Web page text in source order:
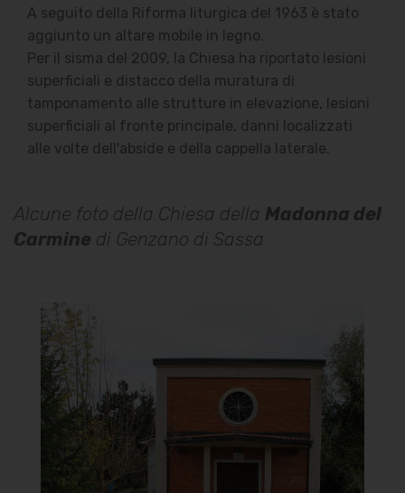
A seguito della Riforma liturgica del 1963 è stato
aggiunto un altare mobile in legno.
Per il sisma del 2009, la Chiesa ha riportato lesioni
superficiali e distacco della muratura di
tamponamento alle strutture in elevazione, lesioni
superficiali al fronte principale, danni localizzati
alle volte dell'abside e della cappella laterale.
Alcune foto della Chiesa della Madonna del
Carmine di Genzano di Sassa
Chiesa della Madonna del
Carmine
Facciata